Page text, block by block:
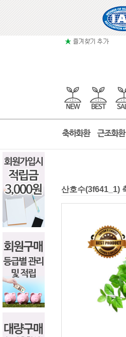
산호수(3f641_1)